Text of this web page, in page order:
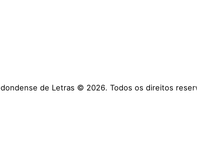
de Letras © 2026. Todos os direitos